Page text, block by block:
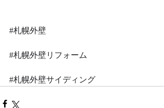
#札幌外壁
#札幌外壁リフォーム
#札幌外壁サイディング